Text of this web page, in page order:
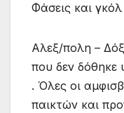
Φάσεις και
Αλεξ/πολη –
που δεν δόθηκε
. Όλες οι
παικτών και